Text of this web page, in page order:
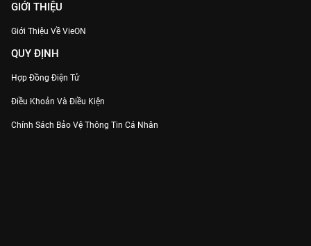
GIỚI THIỆU
Giới Thiệu Về VieON
QUY ĐỊNH
Hợp Đồng Điện Tử
Điều Khoản Và Điều Kiện
Chính Sách Bảo Vệ Thông Tin Cá Nhân